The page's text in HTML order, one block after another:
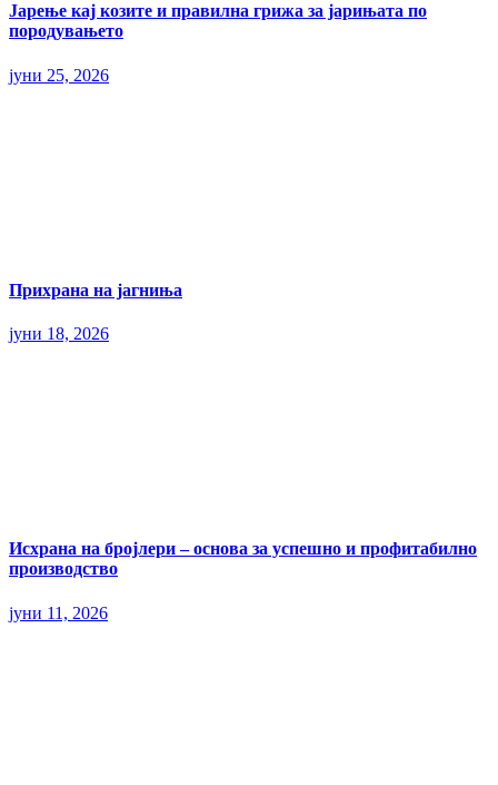
Јарење кај козите и правилна грижа за јарињата по
породувањето
јуни 25, 2026
Прихрана на јагниња
јуни 18, 2026
Исхрана на бројлери – основа за успешно и профитабилно
производство
јуни 11, 2026